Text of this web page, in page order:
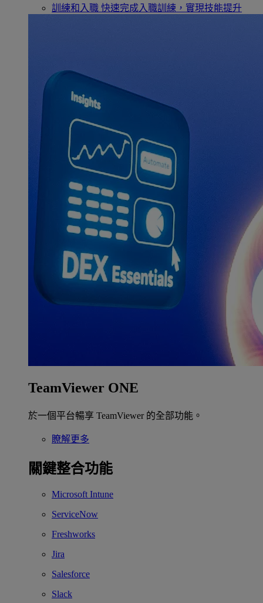
訓練和入職 快速完成入職訓練，實現技能提升
TeamViewer ONE
於一個平台暢享 TeamViewer 的全部功能。
瞭解更多
關鍵整合功能
Microsoft Intune
ServiceNow
Freshworks
Jira
Salesforce
Slack